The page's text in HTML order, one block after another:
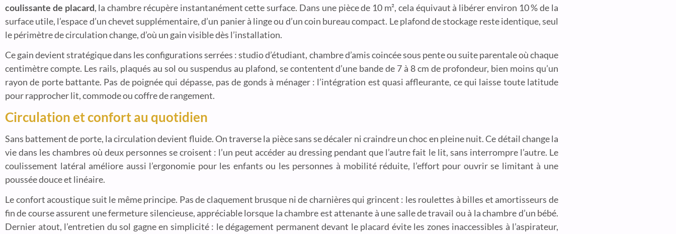
coulissante de placard, la chambre récupère instantanément cette surface. Dans une pièce de 10 m², cela équivaut à libérer environ 10 % de la
surface utile, l’espace d’un chevet supplémentaire, d’un panier à linge ou d’un coin bureau compact. Le plafond de stockage reste identique, seul
le périmètre de circulation change, d’où un gain visible dès l’installation.
Ce gain devient stratégique dans les configurations serrées : studio d’étudiant, chambre d’amis coincée sous pente ou suite parentale où chaque
centimètre compte. Les rails, plaqués au sol ou suspendus au plafond, se contentent d’une bande de 7 à 8 cm de profondeur, bien moins qu’un
rayon de porte battante. Pas de poignée qui dépasse, pas de gonds à ménager : l’intégration est quasi affleurante, ce qui laisse toute latitude
pour rapprocher lit, commode ou coffre de rangement.
Circulation et confort au quotidien
Sans battement de porte, la circulation devient fluide. On traverse la pièce sans se décaler ni craindre un choc en pleine nuit. Ce détail change la
vie dans les chambres où deux personnes se croisent : l’un peut accéder au dressing pendant que l’autre fait le lit, sans interrompre l’autre. Le
coulissement latéral améliore aussi l’ergonomie pour les enfants ou les personnes à mobilité réduite, l’effort pour ouvrir se limitant à une
poussée douce et linéaire.
Le confort acoustique suit le même principe. Pas de claquement brusque ni de charnières qui grincent : les roulettes à billes et amortisseurs de
fin de course assurent une fermeture silencieuse, appréciable lorsque la chambre est attenante à une salle de travail ou à la chambre d’un bébé.
Dernier atout, l’entretien du sol gagne en simplicité : le dégagement permanent devant le placard évite les zones inaccessibles à l’aspirateur,